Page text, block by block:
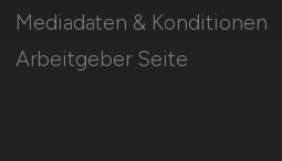
Mediadaten & Konditionen
Arbeitgeber Seite